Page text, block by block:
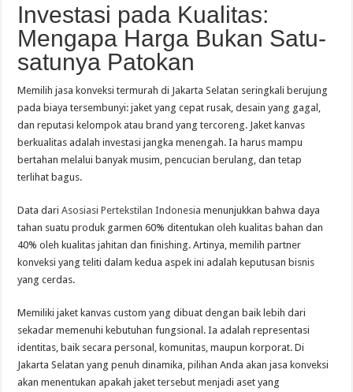
Investasi pada Kualitas:
Mengapa Harga Bukan Satu-
satunya Patokan
Memilih jasa konveksi termurah di Jakarta Selatan seringkali berujung
pada biaya tersembunyi: jaket yang cepat rusak, desain yang gagal,
dan reputasi kelompok atau brand yang tercoreng. Jaket kanvas
berkualitas adalah investasi jangka menengah. Ia harus mampu
bertahan melalui banyak musim, pencucian berulang, dan tetap
terlihat bagus.
Data dariAsosiasi Pertekstilan Indonesia menunjukkan bahwa daya
tahan suatu produk garmen 60% ditentukan oleh kualitas bahan dan
40% oleh kualitas jahitan dan finishing. Artinya, memilih partner
konveksi yang teliti dalam kedua aspek ini adalah keputusan bisnis
yang cerdas.
Memiliki jaket kanvas custom yang dibuat dengan baik lebih dari
sekadar memenuhi kebutuhan fungsional. Ia adalah representasi
identitas, baik secara personal, komunitas, maupun korporat. Di
Jakarta Selatan yang penuh dinamika, pilihan Anda akan jasa konveksi
akan menentukan apakah jaket tersebut menjadi aset yang